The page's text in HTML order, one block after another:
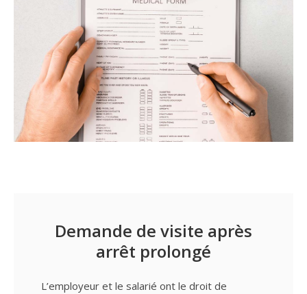
Demande de visite après
arrêt prolongé
L’employeur et le salarié ont le droit de